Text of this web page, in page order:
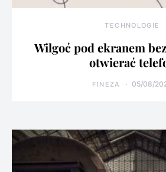
TECHNOLOGIE
Wilgoć pod ekranem
otwierać
FINEZA 05/08/